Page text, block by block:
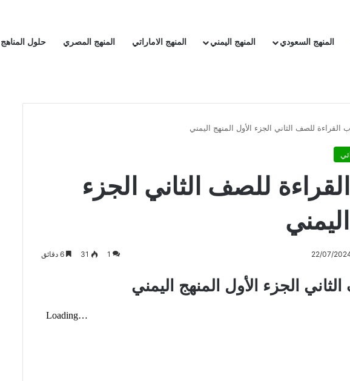
المنهج السعودي المنهج اليمني المنهج الاماراتي المنهج المصري حلول المناهج
القراءة للصف الثاني الجزء الأول المنهج اليمني
للصف الثاني الجزء
22/07/
1
31
الجزء الأول المنهج اليمني